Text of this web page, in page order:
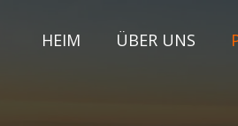
HEIM ÜBER UNS